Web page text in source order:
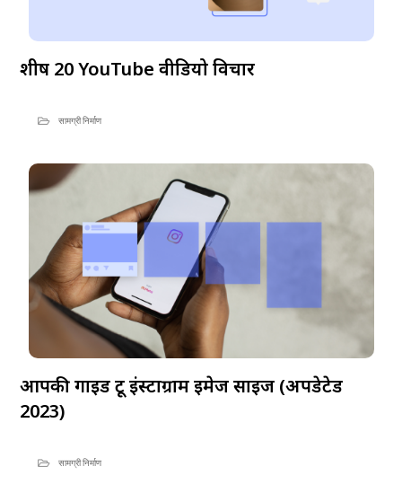
शीर्ष 20 YouTube वीडियो विचार
सामग्री निर्माण
आपकी गाइड टू इंस्टाग्राम इमेज साइज (अपडेटेड
2023)
सामग्री निर्माण